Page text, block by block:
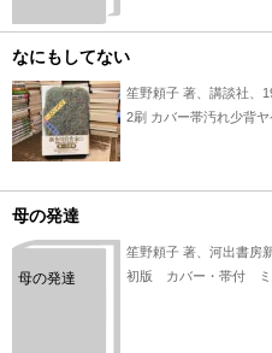
揃
なにもしてない
笙野頼子 著、講談社、
2刷 カバー帯汚れ少背
母の発達
母の発達
笙野頼子 著、河出書房
初版 カバー・帯付 ミ